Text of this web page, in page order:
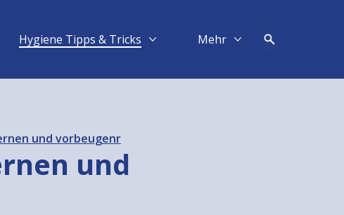
Hygiene Tipps & Tricks
Mehr Hygiene Tipps & Tricks
Mehr​
Mehr Mehr​
und vorbeugenr
und